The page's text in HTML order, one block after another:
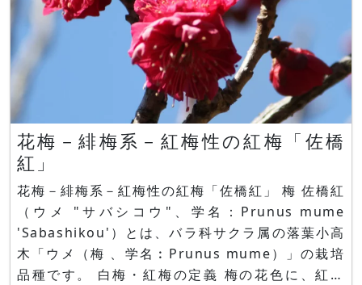
花梅－緋梅系－紅梅性の紅梅「佐橋
紅」
花梅－緋梅系－紅梅性の紅梅「佐橋紅」 梅 佐橋紅
（ウメ "サバシコウ"、学名：Prunus mume
'Sabashikou'）とは、バラ科サクラ属の落葉小高
木「ウメ（梅 、学名︰Prunus mume）」の栽培
品種です。 白梅・紅梅の定義 梅の花色に、紅、